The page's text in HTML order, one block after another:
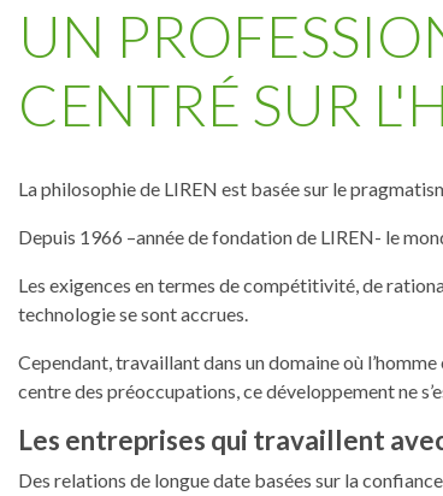
UN
CENTRÉ SUR
La philosophie de LIREN est basée sur le
Depuis 1966 –année de fondation de LIREN- le
Les exigences en termes de compétitivité, de
technologie se sont accrues.
Cependant, travaillant dans un domaine où
centre des préoccupations, ce développement ne
Les entreprises qui travaillent
Des relations de longue date basées sur la